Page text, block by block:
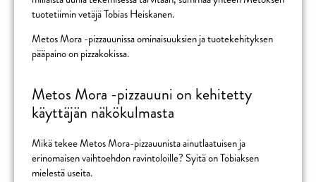
tuotetiimin vetäjä Tobias Heiskanen.
Metos Mora -pizzauunissa ominaisuuksien ja tuotekehityksen
pääpaino on pizzakokissa.
Metos Mora -pizzauuni on kehitetty
käyttäjän näkökulmasta
Mikä tekee Metos Mora-pizzauunista ainutlaatuisen ja
erinomaisen vaihtoehdon ravintoloille? Syitä on Tobiaksen
mielestä useita.